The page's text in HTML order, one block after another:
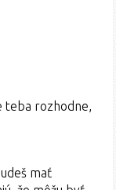
teba rozhodne,
mať